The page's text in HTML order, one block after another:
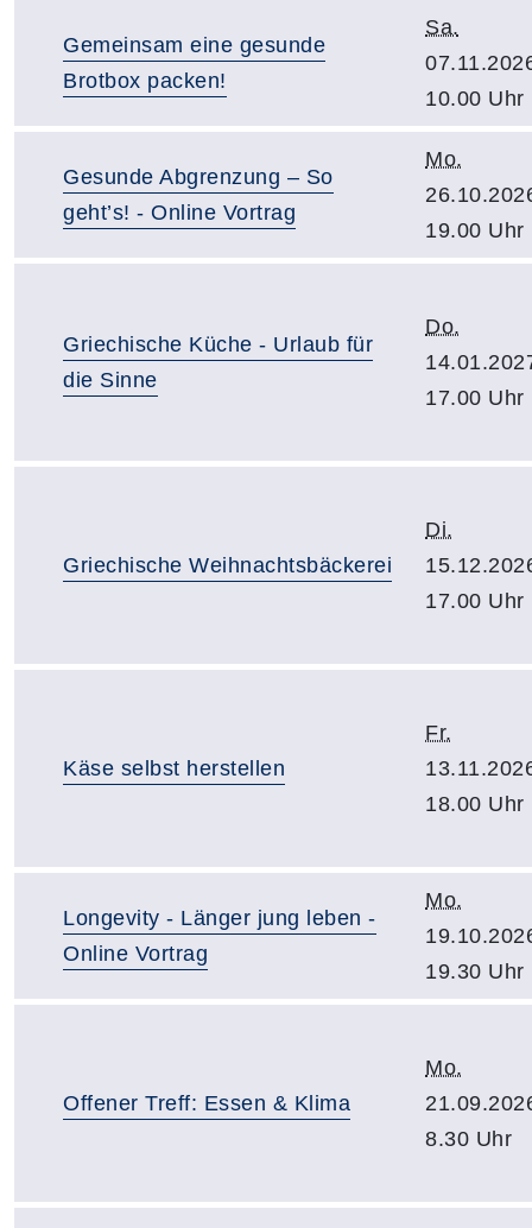
Gemeinsam eine gesunde
Brotbox packen!
Sa.
10.00 Uhr
Gesunde Abgrenzung – So
geht’s! - Online Vortrag
Mo.
19.00 Uhr
Griechische Küche - Urlaub für
die Sinne
Do.
17.00 Uhr
Griechische Weihnachtsbäckerei
Di.
17.00 Uhr
Käse selbst herstellen
Fr.
18.00 Uhr
Longevity - Länger jung leben -
Online Vortrag
Mo.
19.30 Uhr
Offener Treff: Essen & Klima
Mo.
8.30 Uhr